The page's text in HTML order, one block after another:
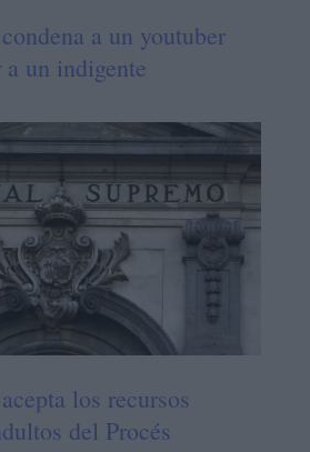
a un youtuber
un indigente
los recursos
del Procés